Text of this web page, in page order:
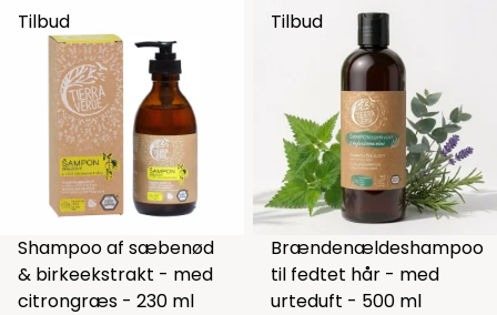
Tilbud
Shampoo af sæbenød
& birkeekstrakt - med
citrongræs - 230 ml
Tilbud
Brændenældeshampoo
til fedtet hår - med
urteduft - 500 ml